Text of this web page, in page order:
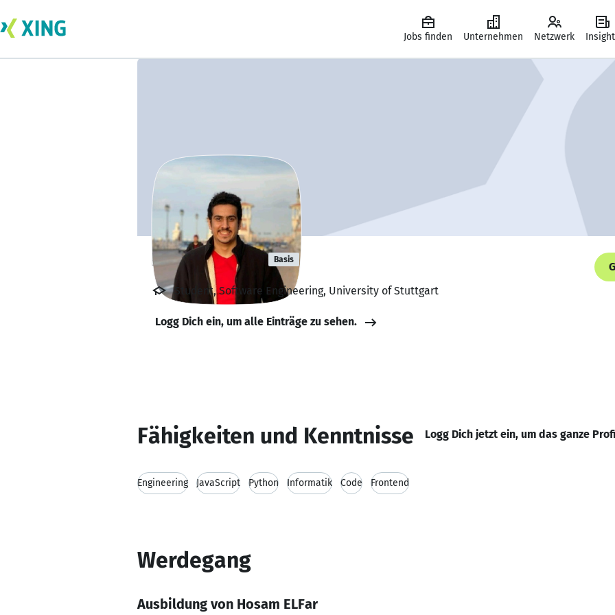
Jobs finden Unternehmen Netzwerk
Hosam ELFar Basis
Student, Software Engineering, University of Stuttgart
Logg Dich ein, um alle Einträge zu sehen.
Fähigkeiten und Kenntnisse Logg Dich jetzt ein, um das ganze
Engineering JavaScript Python Informatik Code Frontend
Werdegang
Ausbildung von Hosam ELFar